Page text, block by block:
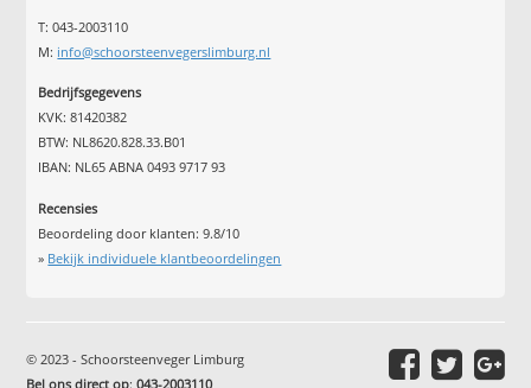
T: 043-2003110
M: info@schoorsteenvegerslimburg.nl
Bedrijfsgegevens
KVK: 81420382
BTW: NL8620.828.33.B01
IBAN: NL65 ABNA 0493 9717 93
Recensies
Beoordeling door klanten:9.8/10
» Bekijk individuele klantbeoordelingen
© 2023 - Schoorsteenveger Limburg
Bel ons direct op:043-2003110